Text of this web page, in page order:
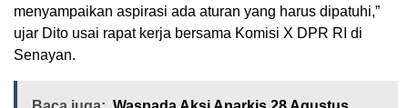
menyampaikan aspirasi ada aturan yang harus dipatuhi,”
ujar Dito usai rapat kerja bersama Komisi X DPR RI di
Senayan.